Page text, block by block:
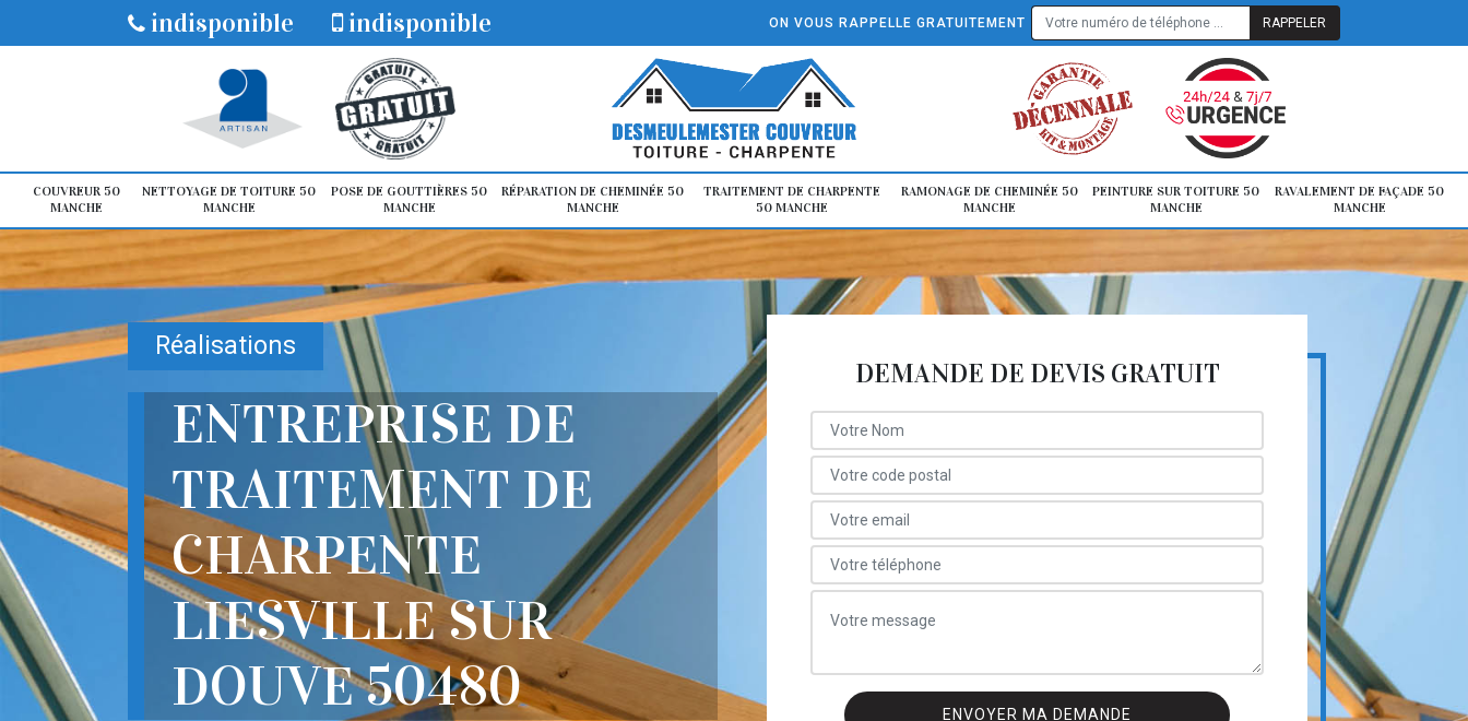
indisponible indisponible ON VOUS RAPPELLE GRATUITEMENT
COUVREUR 50
MANCHE
NETTOYAGE DE TOITURE 50
MANCHE
POSE DE GOUTTIÈRES 50
MANCHE
RÉPARATION DE CHEMINÉE 50
MANCHE
TRAITEMENT DE CHARPENTE
50 MANCHE
RAMONAGE DE CHEMINÉE 50
MANCHE
PEINTURE SUR TOITURE 50
MANCHE
RAVALEMENT DE FAÇADE 50
MANCHE
Réalisations
ENTREPRISE DE
TRAITEMENT DE
CHARPENTE
LIESVILLE SUR
DOUVE 50480
DEMANDE DE DEVIS GRATUIT